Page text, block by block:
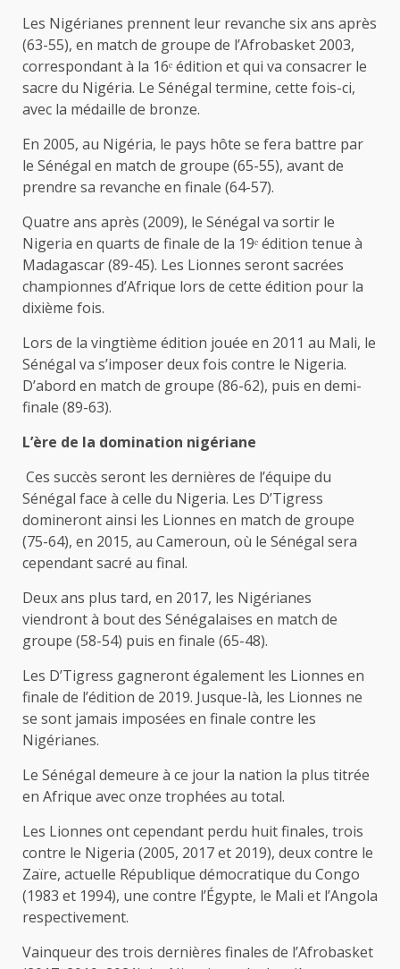
Les Nigérianes prennent leur revanche six ans après
(63-55), en match de groupe de l’Afrobasket 2003,
correspondant à la 16ᵉ édition et qui va consacrer le
sacre du Nigéria. Le Sénégal termine, cette fois-ci,
avec la médaille de bronze.
En 2005, au Nigéria, le pays hôte se fera battre par
le Sénégal en match de groupe (65-55), avant de
prendre sa revanche en finale (64-57).
Quatre ans après (2009), le Sénégal va sortir le
Nigeria en quarts de finale de la 19ᵉ édition tenue à
Madagascar (89-45). Les Lionnes seront sacrées
championnes d’Afrique lors de cette édition pour la
dixième fois.
Lors de la vingtième édition jouée en 2011 au Mali, le
Sénégal va s’imposer deux fois contre le Nigeria.
D’abord en match de groupe (86-62), puis en demi-
finale (89-63).
L’ère de la domination nigériane
Ces succès seront les dernières de l’équipe du
Sénégal face à celle du Nigeria. Les D’Tigress
domineront ainsi les Lionnes en match de groupe
(75-64), en 2015, au Cameroun, où le Sénégal sera
cependant sacré au final.
Deux ans plus tard, en 2017, les Nigérianes
viendront à bout des Sénégalaises en match de
groupe (58-54) puis en finale (65-48).
Les D’Tigress gagneront également les Lionnes en
finale de l’édition de 2019. Jusque-là, les Lionnes ne
se sont jamais imposées en finale contre les
Nigérianes.
Le Sénégal demeure à ce jour la nation la plus titrée
en Afrique avec onze trophées au total.
Les Lionnes ont cependant perdu huit finales, trois
contre le Nigeria (2005, 2017 et 2019), deux contre le
Zaïre, actuelle République démocratique du Congo
(1983 et 1994), une contre l’Égypte, le Mali et l’Angola
respectivement.
Vainqueur des trois dernières finales de l’Afrobasket